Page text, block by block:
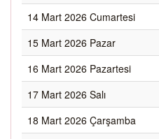
14 Mart 2026 Cumartesi
15 Mart 2026 Pazar
16 Mart 2026 Pazartesi
17 Mart 2026 Salı
18 Mart 2026 Çarşamba